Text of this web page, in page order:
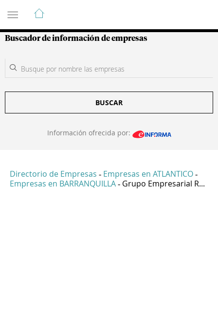
Guía de Empresas Colombianas
Buscador de información de empresas
BUSCAR
Información ofrecida por:
Directorio de Empresas - Empresas en ATLANTICO -
Empresas en BARRANQUILLA - Grupo Empresarial R...